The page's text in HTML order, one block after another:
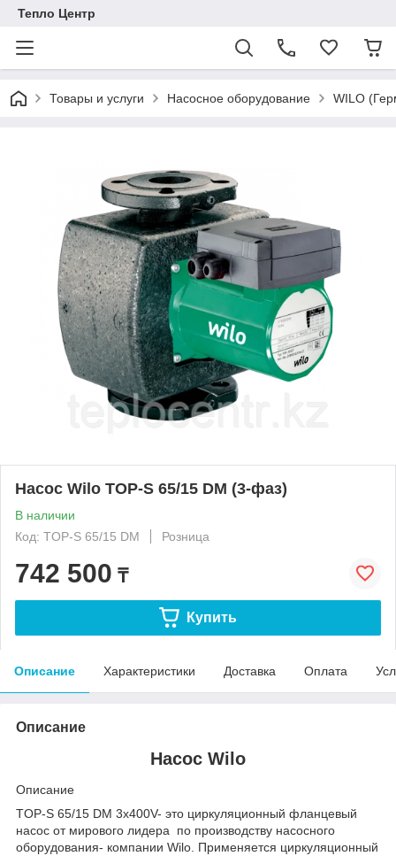
Тепло Центр
Товары и услуги Насосное оборудование WILO
Насос Wilo TOP-S 65/15 DM (3-фаз)
В наличии
Код: TOP-S 65/15 DM
Розница
742 500 ₸
Купить
Описание Характеристики Доставка Оплата
Описание
Насос Wilo
Описание
TOP-S 65/15 DM 3х400V- это циркуляционный фланцевый
насос от мирового лидера по производству насосного
оборудования- компании Wilo. Применяется циркуляционный